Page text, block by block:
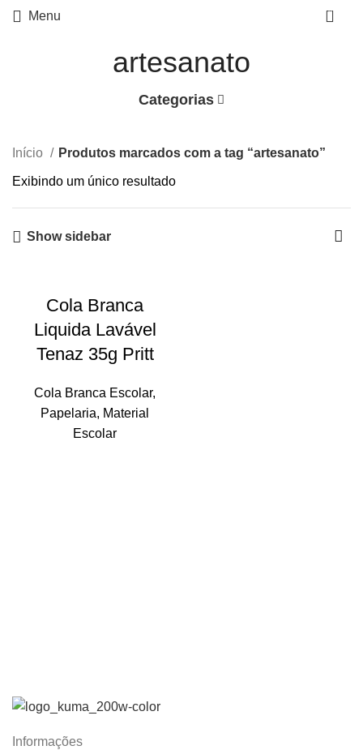
Menu 0
artesanato
Categorias
Início Produtos marcados com a tag “artesanato”
Exibindo um único resultado
Show sidebar
Cola Branca
Liquida Lavável
Tenaz 35g Pritt
Cola Branca Escolar,
Papelaria, Material
Escolar
Informações